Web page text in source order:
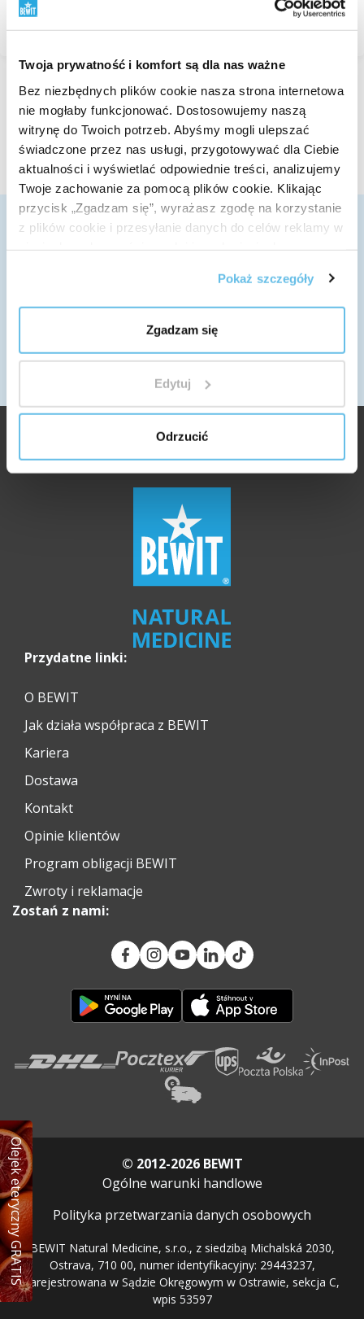
Twoja prywatność i komfort są dla nas ważne
Bez niezbędnych plików cookie nasza strona internetowa
nie mogłaby funkcjonować. Dostosowujemy naszą
witrynę do Twoich potrzeb. Abyśmy mogli ulepszać
świadczone przez nas usługi, przygotowywać dla Ciebie
aktualności i wyświetlać odpowiednie treści, analizujemy
Twoje zachowanie za pomocą plików cookie. Klikając
przycisk „Zgadzam się”, wyrażasz zgodę na korzystanie
z plików cookie i przesyłanie danych do celów reklamy w
Pokaż szczegóły
Zgadzam się
Edytuj
Odrzucić
Przeglądaj
Wyświetlono 1 do 4 z 4 rekordów
Olejek eteryczny GRATIS
WYSYŁAMY NA CAŁY ŚWIAT
Więcej informacji o dostawie
ZADZWOŃ DO NAS
+48 22 257 17 60
GODZINY PRACY
Przydatne linki:
O BEWIT
Jak działa współpraca z BEWIT
Kariera
Dostawa
Kontakt
Opinie klientów
Program obligacji BEWIT
Zwroty i reklamacje
Zostań z nami:
© 2012-2026 BEWIT
Ogólne warunki handlowe
Polityka przetwarzania danych osobowych
BEWIT Natural Medicine, s.r.o., z siedzibą Michalská 2030,
Ostrava, 710 00, numer identyfikacyjny: 29443237,
zarejestrowana w Sądzie Okręgowym w Ostrawie, sekcja C,
wpis 53597